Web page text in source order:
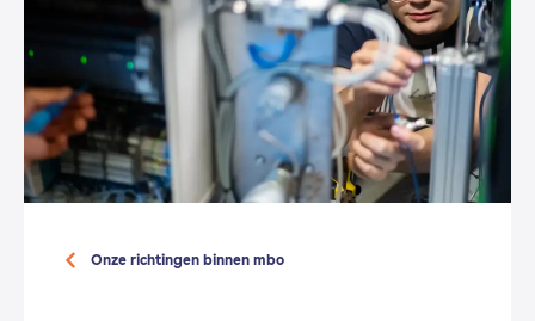
Onze richtingen binnen mbo